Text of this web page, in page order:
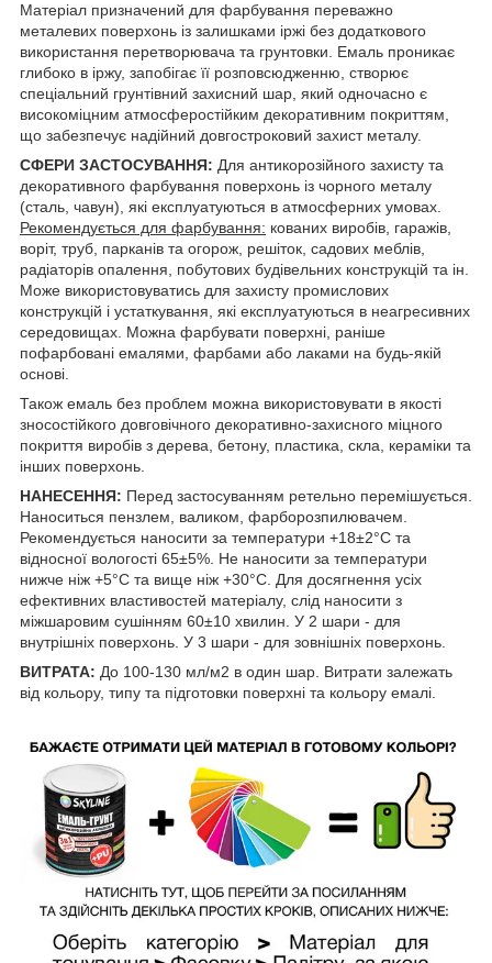
Матеріал призначений для фарбування переважно
металевих поверхонь із залишками іржі без додаткового
використання перетворювача та грунтовки. Емаль проникає
глибоко в іржу, запобігає її розповсюдженню, створює
спеціальний грунтівний захисний шар, який одночасно є
високоміцним атмосферостійким декоративним покриттям,
що забезпечує надійний довгостроковий захист металу.
СФЕРИ ЗАСТОСУВАННЯ: Для антикорозійного захисту та
декоративного фарбування поверхонь із чорного металу
(сталь, чавун), які експлуатуються в атмосферних умовах.
Рекомендується для фарбування: кованих виробів, гаражів,
воріт, труб, парканів та огорож, решіток, садових меблів,
радіаторів опалення, побутових будівельних конструкцій та ін.
Може використовуватись для захисту промислових
конструкцій і устаткування, які експлуатуються в неагресивних
середовищах. Можна фарбувати поверхні, раніше
пофарбовані емалями, фарбами або лаками на будь-якій
основі.
Також емаль без проблем можна використовувати в якості
зносостійкого довговічного декоративно-захисного міцного
покриття виробів з дерева, бетону, пластика, скла, кераміки та
інших поверхонь.
НАНЕСЕННЯ: Перед застосуванням ретельно перемішується.
Наноситься пензлем, валиком, фарборозпилювачем.
Рекомендується наносити за температури +18±2°С та
відносної вологості 65±5%. Не наносити за температури
нижче ніж +5°С та вище ніж +30°С. Для досягнення усіх
ефективних властивостей матеріалу, слід наносити з
міжшаровим сушінням 60±10 хвилин. У 2 шари - для
внутрішніх поверхонь. У 3 шари - для зовнішніх поверхонь.
ВИТРАТА: До 100-130 мл/м2 в один шар. Витрати залежать
від кольору, типу та підготовки поверхні та кольору емалі.